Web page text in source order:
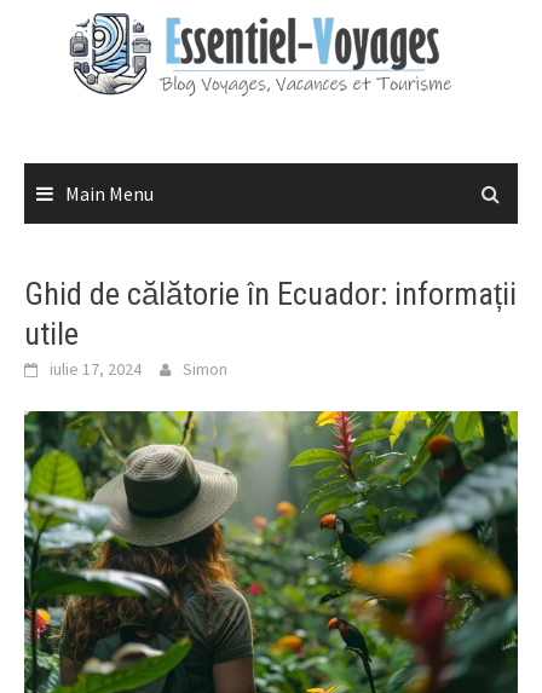
Main Menu
Ghid de călătorie în Ecuador: informații
utile
iulie 17, 2024 Simon